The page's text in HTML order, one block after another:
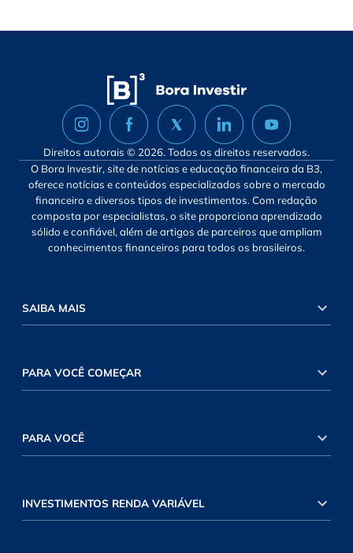
Direitos autorais © 2026. Todos os direitos reservados.
O Bora Investir, site de notícias e educação financeira da B3,
oferece notícias e conteúdos especializados sobre o mercado
financeiro e diversos tipos de investimentos. Com redação
composta por especialistas, o site proporciona aprendizado
sólido e confiável, além de artigos de parceiros que ampliam
conhecimentos financeiros para todos os brasileiros.
SAIBA MAIS
PARA VOCÊ COMEÇAR
PARA VOCÊ
INVESTIMENTOS RENDA VARIÁVEL